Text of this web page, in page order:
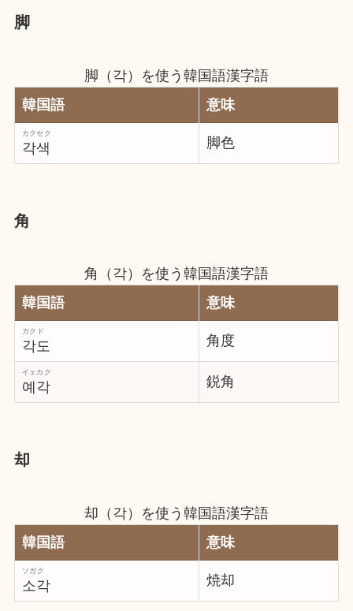
脚
脚（각）を使う韓国語漢字語
韓国語
意味
각색
カクセク
脚色
角
角（각）を使う韓国語漢字語
韓国語
意味
각도
カクド
角度
예각
イェカク
鋭角
却
却（각）を使う韓国語漢字語
韓国語
意味
소각
ソガク
焼却